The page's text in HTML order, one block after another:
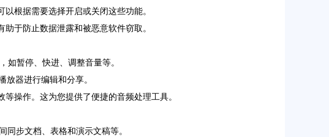
根据需要选择开启或关闭这些功能。
于防止数据泄露和被恶意软件窃取。
暂停、快进、调整音量等。
器进行编辑和分享。
操作。这为您提供了便捷的音频处理工具。
步文档、表格和演示文稿等。